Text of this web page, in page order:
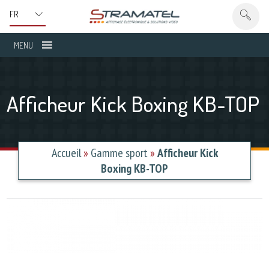
MENU
Afficheur Kick Boxing KB-TOP
Accueil» Gamme sport»Afficheur Kick
Boxing KB-TOP